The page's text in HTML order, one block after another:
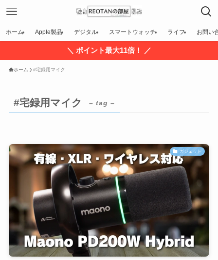
ホーム Apple製品 デジタル スマートウォッチ ライフ お問い
＼ ポイント最大11倍！ ／
ホーム #宅録用マイク
#宅録用マイク – tag –
ガジェット